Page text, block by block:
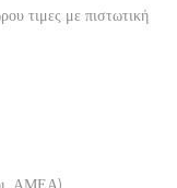
τιμες με πιστωτική